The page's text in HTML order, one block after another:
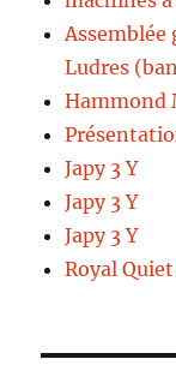
Assemblée
Ludres
Hammond
Japy 3 Y
Japy 3 Y
Japy 3 Y
Royal